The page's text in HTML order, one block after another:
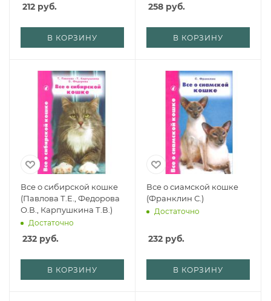
212 руб.
В КОРЗИНУ
258 руб.
В КОРЗИНУ
Все о сибирской кошке
(Павлова Т.Е., Федорова
О.В., Карпушкина Т.В.)
Достаточно
232 руб.
В КОРЗИНУ
Все о сиамской кошке
(Франклин С.)
Достаточно
232 руб.
В КОРЗИНУ